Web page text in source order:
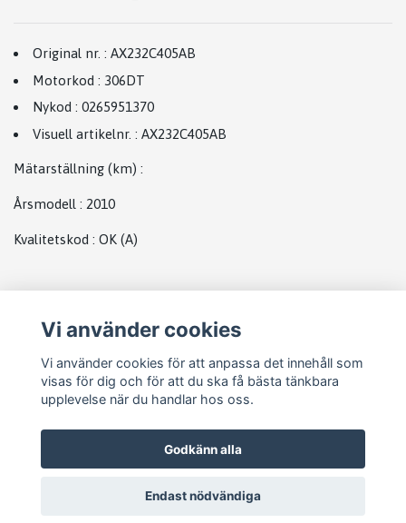
Original nr. : AX232C405AB
Motorkod : 306DT
Nykod : 0265951370
Visuell artikelnr. : AX232C405AB
Mätarställning (km) :
Årsmodell : 2010
Kvalitetskod : OK (A)
Vi använder cookies
Vi använder cookies för att anpassa det innehåll som
visas för dig och för att du ska få bästa tänkbara
upplevelse när du handlar hos oss.
Godkänn alla
Endast nödvändiga